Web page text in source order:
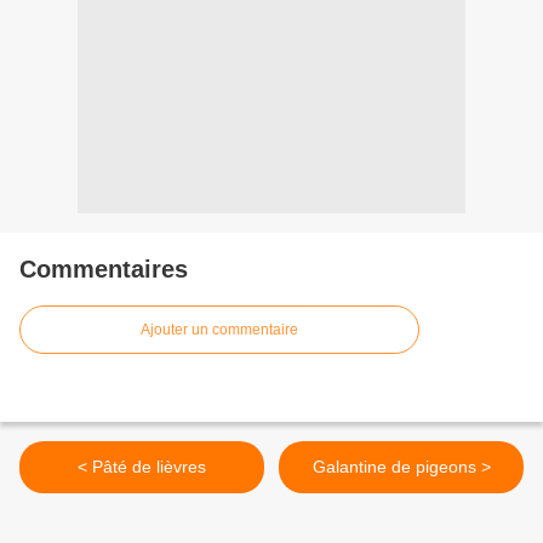
Commentaires
Ajouter un commentaire
< Pâté de lièvres Galantine de pigeons >